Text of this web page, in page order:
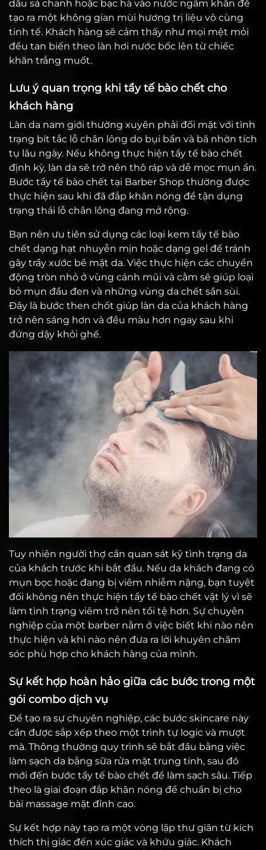
dầu sả chanh hoặc bạc hà vào nước ngâm khăn để
tạo ra một không gian mùi hương trị liệu vô cùng
tinh tế. Khách hàng sẽ cảm thấy như mọi mệt mỏi
đều tan biến theo làn hơi nước bốc lên từ chiếc
khăn trắng muốt.
Lưu ý quan trọng khi tẩy tế bào chết cho
khách hàng
Làn da nam giới thường xuyên phải đối mặt với tình
trạng bít tắc lỗ chân lông do bụi bẩn và bã nhờn tích
tụ lâu ngày. Nếu không thực hiện tẩy tế bào chết
định kỳ, làn da sẽ trở nên thô ráp và dễ mọc mụn ẩn.
Bước tẩy tế bào chết tại Barber Shop thường được
thực hiện sau khi đã đắp khăn nóng để tận dụng
trạng thái lỗ chân lông đang mở rộng.
Bạn nên ưu tiên sử dụng các loại kem tẩy tế bào
chết dạng hạt nhuyễn mịn hoặc dạng gel để tránh
gây trầy xước bề mặt da. Việc thực hiện các chuyển
động tròn nhỏ ở vùng cánh mũi và cằm sẽ giúp loại
bỏ mụn đầu đen và những vùng da chết sần sùi.
Đây là bước then chốt giúp làn da của khách hàng
trở nên sáng hơn và đều màu hơn ngay sau khi
đứng dậy khỏi ghế.
Tuy nhiên người thợ cần quan sát kỹ tình trạng da
của khách trước khi bắt đầu. Nếu da khách đang có
mụn bọc hoặc đang bị viêm nhiễm nặng, bạn tuyệt
đối không nên thực hiện tẩy tế bào chết vật lý vì sẽ
làm tình trạng viêm trở nên tồi tệ hơn. Sự chuyên
nghiệp của một barber nằm ở việc biết khi nào nên
thực hiện và khi nào nên đưa ra lời khuyên chăm
sóc phù hợp cho khách hàng của mình.
Sự kết hợp hoàn hảo giữa các bước trong một
gói combo dịch vụ
Để tạo ra sự chuyên nghiệp, các bước skincare này
cần được sắp xếp theo một trình tự logic và mượt
mà. Thông thường quy trình sẽ bắt đầu bằng việc
làm sạch da bằng sữa rửa mặt trung tính, sau đó
mới đến bước tẩy tế bào chết để làm sạch sâu. Tiếp
theo là giai đoạn đắp khăn nóng để chuẩn bị cho
bài massage mặt đỉnh cao.
Sự kết hợp này tạo ra một vòng lặp thư giãn từ kích
thích thị giác đến xúc giác và khứu giác. Khách